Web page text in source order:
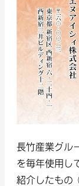
長竹産業グル
を毎年使用し
紹介したもの